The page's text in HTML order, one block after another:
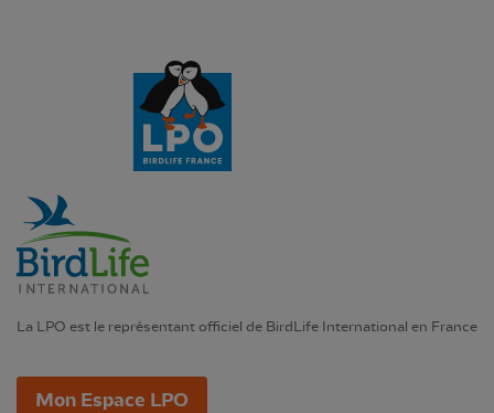
La LPO est le représentant officiel de BirdLife International en France
Mon Espace LPO